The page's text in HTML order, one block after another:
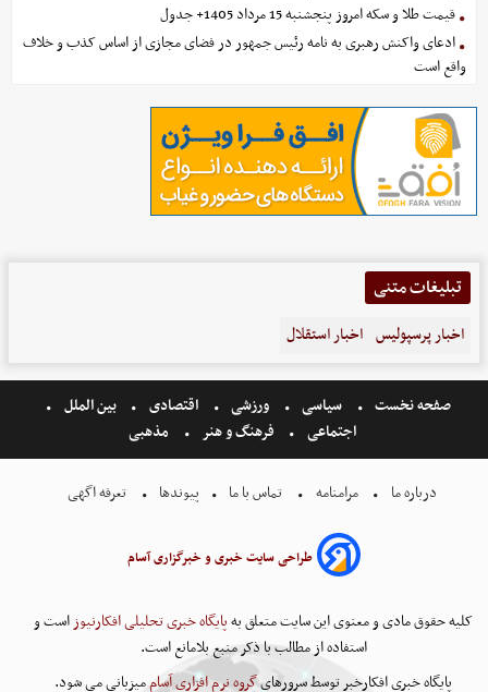
قیمت طلا و سکه امروز پنجشنبه 15 مرداد 1405+ جدول
ادعای واکنش رهبری به نامه رئیس جمهور در فضای مجازی از اساس کذب و خلاف
واقع است
تبلیغات متنی
اخبار پرسپولیس اخبار استقلال
صفحه نخست سیاسی ورزشی اقتصادی
بین الملل
اجتماعی
فرهنگ و هنر مذهبی
درباره ما مرامنامه تماس با ما پیوندها تعرفه اگهی
طراحی سایت خبری و خبرگزاری آسام
کلیه حقوق مادی و معنوی این سایت متعلق بهپایگاه خبری تحلیلی افکارنیوزاست و
استفاده از مطالب با ذکر منبع بلامانع است.
پایگاه خبری افکارخبر توسط سرورهایگروه نرم افزاری آساممیزبانی می شود.